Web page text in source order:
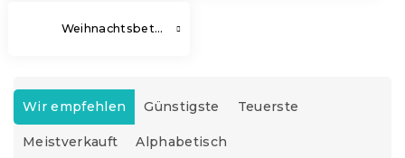
Weihnachtsbettwäsche
P
o
d
Wir empfehlen Günstigste Teuerste
Meistverkauft Alphabetisch